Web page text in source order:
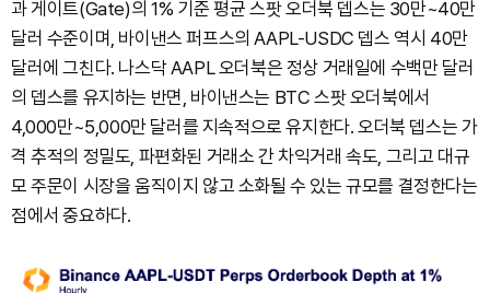
과 게이트(Gate)의 1% 기준 평균 스팟 오더북 뎁스는 30만~40만
달러 수준이며, 바이낸스 퍼프스의 AAPL-USDC 뎁스 역시 40만
달러에 그친다. 나스닥 AAPL 오더북은 정상 거래일에 수백만 달러
의 뎁스를 유지하는 반면, 바이낸스는 BTC 스팟 오더북에서
4,000만~5,000만 달러를 지속적으로 유지한다. 오더북 뎁스는 가
격 추적의 정밀도, 파편화된 거래소 간 차익거래 속도, 그리고 대규
모 주문이 시장을 움직이지 않고 소화될 수 있는 규모를 결정한다는
점에서 중요하다.